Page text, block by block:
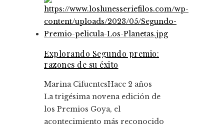
Explorando Segundo premio:
razones de su éxito
Marina CifuentesHace 2 años
La trigésima novena edición de
los Premios Goya, el
acontecimiento más reconocido